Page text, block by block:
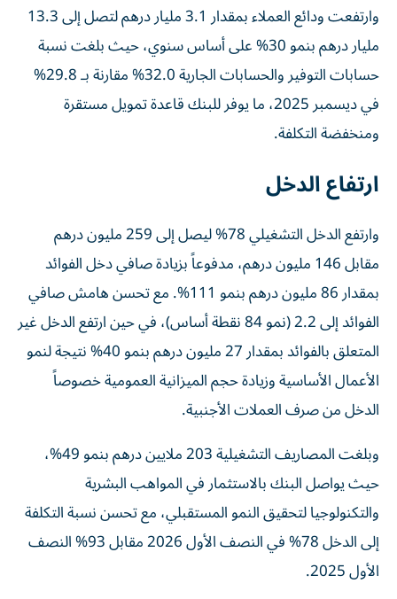
وارتفعت ودائع العملاء بمقدار 3.1 مليار درهم لتصل إلى 13.3
مليار درهم بنمو 30% على أساس سنوي، حيث بلغت نسبة
حسابات التوفير والحسابات الجارية 32.0% مقارنة بـ 29.8%
في ديسمبر 2025، ما يوفر للبنك قاعدة تمويل مستقرة
ومنخفضة التكلفة.
ارتفاع الدخل
وارتفع الدخل التشغيلي 78% ليصل إلى 259 مليون درهم
مقابل 146 مليون درهم، مدفوعاً بزيادة صافي دخل الفوائد
بمقدار 86 مليون درهم بنمو 111%. مع تحسن هامش صافي
الفوائد إلى 2.2 (نمو 84 نقطة أساس)، في حين ارتفع الدخل غير
المتعلق بالفوائد بمقدار 27 مليون درهم بنمو 40% نتيجة لنمو
الأعمال الأساسية وزيادة حجم الميزانية العمومية خصوصاً
الدخل من صرف العملات الأجنبية.
وبلغت المصاريف التشغيلية 203 ملايين درهم بنمو 49%،
حيث يواصل البنك بالاستثمار في المواهب البشرية
والتكنولوجيا لتحقيق النمو المستقبلي، مع تحسن نسبة التكلفة
إلى الدخل 78% في النصف الأول 2026 مقابل 93% النصف
الأول 2025.